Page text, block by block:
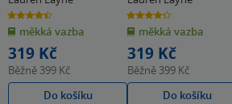
4.4
z
5
hvězdiček
měkká vazba
319 Kč
Běžně 399 Kč
Do košíku
4.3
z
5
hvězdiček
měkká vazba
319 Kč
Běžně 399 Kč
Do košíku